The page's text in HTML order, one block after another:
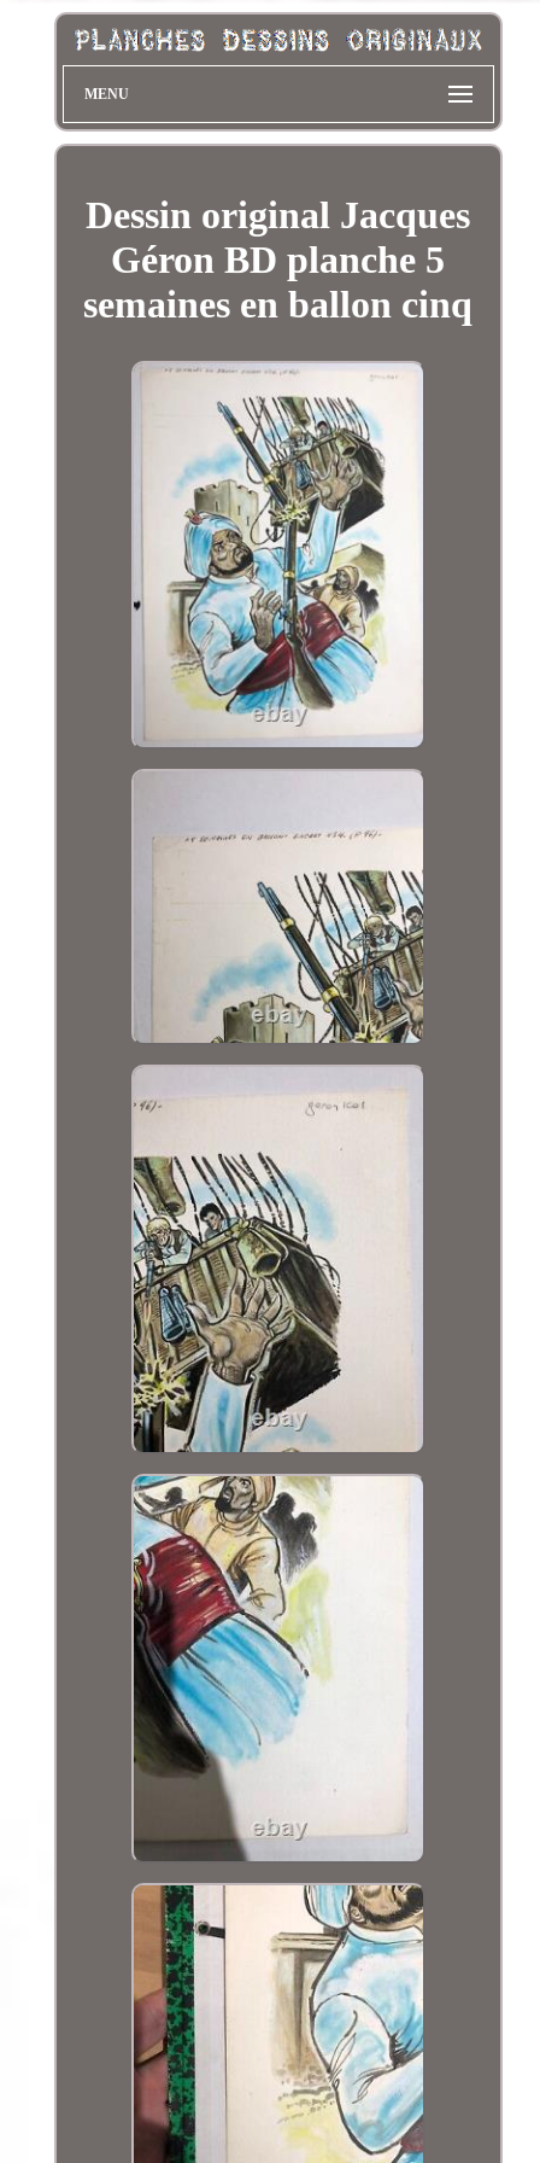
MENU
Dessin original Jacques
Géron BD planche 5
semaines en ballon cinq